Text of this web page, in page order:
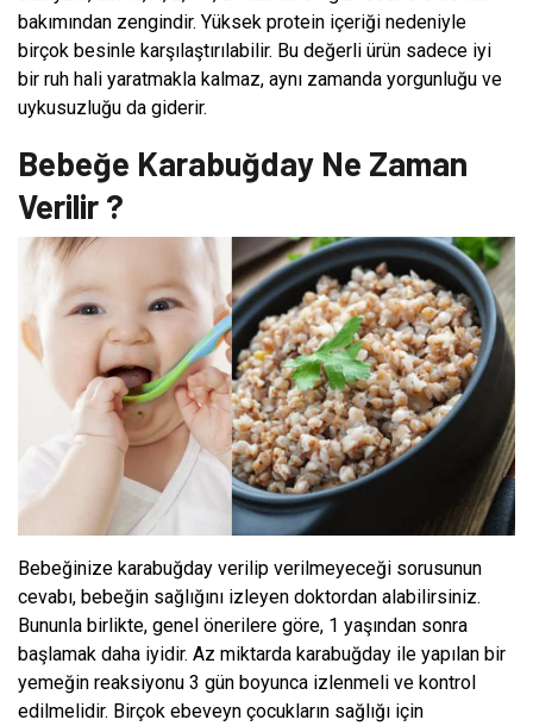
bakımından zengindir. Yüksek protein içeriği nedeniyle
birçok besinle karşılaştırılabilir. Bu değerli ürün sadece iyi
bir ruh hali yaratmakla kalmaz, aynı zamanda yorgunluğu ve
uykusuzluğu da giderir.
Bebeğe Karabuğday Ne Zaman
Verilir ?
Bebeğinize karabuğday verilip verilmeyeceği sorusunun
cevabı, bebeğin sağlığını izleyen doktordan alabilirsiniz.
Bununla birlikte, genel önerilere göre, 1 yaşından sonra
başlamak daha iyidir. Az miktarda karabuğday ile yapılan bir
yemeğin reaksiyonu 3 gün boyunca izlenmeli ve kontrol
edilmelidir. Birçok ebeveyn çocukların sağlığı için